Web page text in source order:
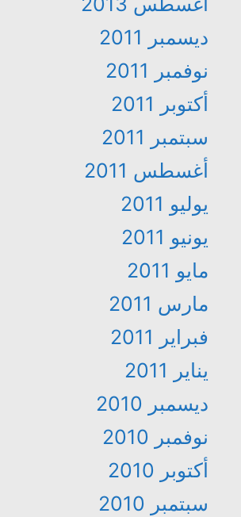
ديسمبر 2011
نوفمبر 2011
أكتوبر 2011
سبتمبر 2011
أغسطس 2011
يوليو 2011
يونيو 2011
مايو 2011
مارس 2011
فبراير 2011
يناير 2011
ديسمبر 2010
نوفمبر 2010
أكتوبر 2010
سبتمبر 2010